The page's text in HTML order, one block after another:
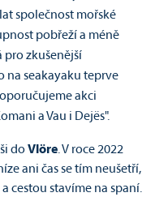
společnost mořské
pobřeží a méně
pro zkušenější
na seakayaku teprve
akci
a Vau i Dejës".
doVlöre. V roce 2022
ani čas se tím neušetří,
cestou stavíme na spaní.